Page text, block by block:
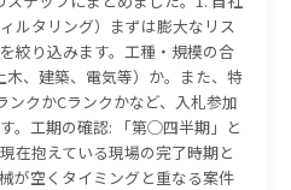
ルタリング）まずは膨大なリス
絞り込みます。工種・規模の合
、建築、電気等）か。また、特
ンクかCランクかなど、入札参加
。工期の確認: 「第◯四半期」と
在抱えている現場の完了時期と
が空くタイミングと重なる案件